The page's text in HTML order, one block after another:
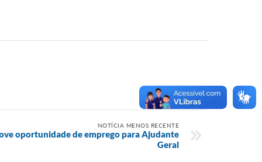
NOTÍCIA MENOS RECENTE
oportunidade de emprego para Ajudante
Geral